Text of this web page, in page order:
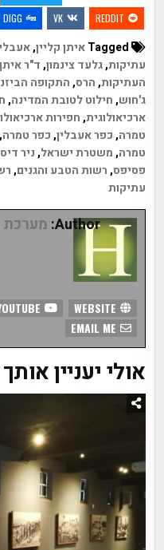
REDDIT
VK
DIGG
איתן קליין,
עתיקות,גלעד צינמון,ד"ר
העתיקות,הרס,התקופה
ג'חוש,חילוט לטובת המדינה,
ארכיאולוגית,חפירות
טמרה,כפר אעבלין,כפר טמרה,
טמרה,משטרת ישראל,ניר
פסיפס,רשות הטבע והגנים,
עתיקות
Author:
אולי יעניין